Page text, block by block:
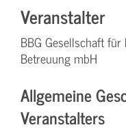
Veranstalter
BBG Gesellschaft
Betreuung mbH
Allgemeine
Veranstalters